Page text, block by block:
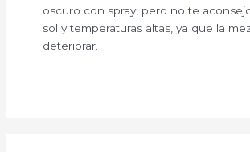
oscuro con spray, pero no te
sol y temperaturas altas, ya que la
deteriorar.